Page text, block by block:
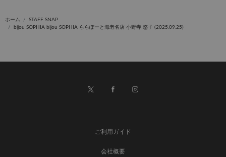
ホーム
STAFF SNAP
bijou SOPHIA bijou SOPHIA ららぽーと海老名店 小野寺 悠子 (2025.09.25)
ご利用ガイド
会社概要